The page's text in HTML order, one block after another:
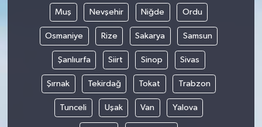
Muş Nevşehir Niğde Ordu
Osmaniye Rize Sakarya Samsun
Şanlıurfa Siirt Sinop Sivas
Şırnak Tekirdağ Tokat Trabzon
Tunceli Uşak Van Yalova